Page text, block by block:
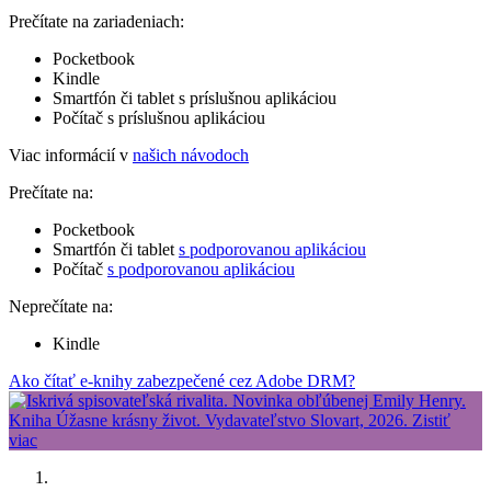
Prečítate na zariadeniach:
Pocketbook
Kindle
Smartfón či tablet s príslušnou aplikáciou
Počítač s príslušnou aplikáciou
Viac informácií v našich návodoch
Prečítate na:
Pocketbook
Smartfón či tablet s podporovanou aplikáciou
Počítač s podporovanou aplikáciou
Neprečítate na:
Kindle
Ako čítať e-knihy zabezpečené cez Adobe DRM?